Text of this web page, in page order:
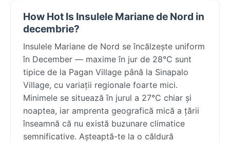
How Hot Is Insulele Mariane de Nord in
decembrie?
Insulele Mariane de Nord se încălzește uniform
în December — maxime în jur de 28°C sunt
tipice de la Pagan Village până la Sinapalo
Village, cu variații regionale foarte mici.
Minimele se situează în jurul a 27°C chiar și
noaptea, iar amprenta geografică mică a țării
înseamnă că nu există buzunare climatice
semnificative. Așteaptă-te la o căldură